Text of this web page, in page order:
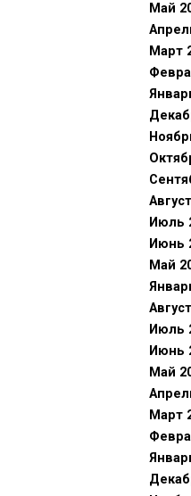
Май
Март
Июль
Июнь
Май
Июль
Июнь
Май
Март